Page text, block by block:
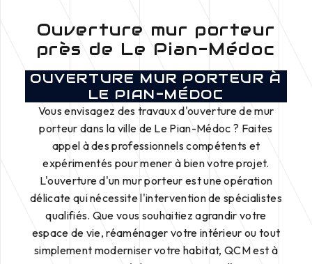
Ouverture mur porteur
près de Le Pian-Médoc
OUVERTURE MUR PORTEUR À
LE PIAN-MÉDOC
Vous envisagez des travaux d'ouverture de mur
porteur dans la ville de Le Pian-Médoc ? Faites
appel à des professionnels compétents et
expérimentés pour mener à bien votre projet.
L'ouverture d'un mur porteur est une opération
délicate qui nécessite l'intervention de spécialistes
qualifiés. Que vous souhaitiez agrandir votre
espace de vie, réaménager votre intérieur ou tout
simplement moderniser votre habitat, QCM est à